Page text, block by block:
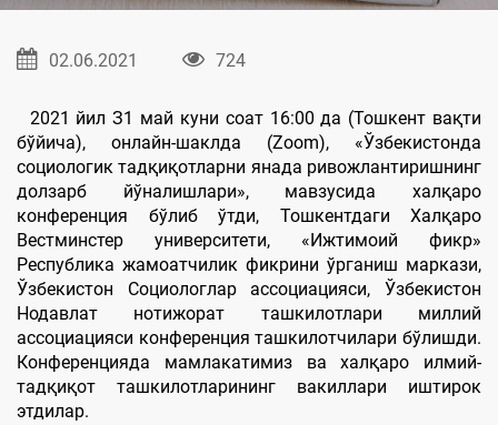
02.06.2021 724
2021 йил З1 май куни соат 16:00 да (Тошкент вақти
бўйича), онлайн-шаклда (Zoom), «Ўзбекистонда
социологик тадқиқотларни янада ривожлантиришнинг
долзарб йўналишлари», мавзусида халқаро
конференция бўлиб ўтди, Тошкентдаги Халқаро
Вестминстер университети, «Ижтимоий фикр»
Республика жамоатчилик фикрини ўрганиш маркази,
Ўзбекистон Социологлар ассоциацияси, Ўзбекистон
Нодавлат нотижорат ташкилотлари миллий
ассоциацияси конференция ташкилотчилари бўлишди.
Конференцияда мамлакатимиз ва халқаро илмий-
тадқиқот ташкилотларининг вакиллари иштирок
этдилар.